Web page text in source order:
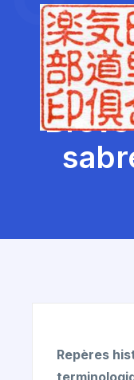
Repères